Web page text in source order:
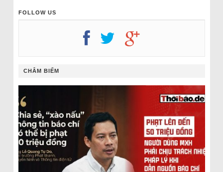
FOLLOW US
CHÂM BIẾM